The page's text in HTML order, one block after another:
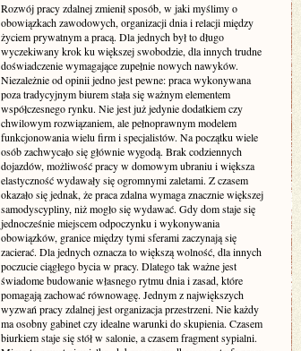
Rozwój pracy zdalnej zmienił sposób, w jaki myślimy o
obowiązkach zawodowych, organizacji dnia i relacji między
życiem prywatnym a pracą. Dla jednych był to długo
wyczekiwany krok ku większej swobodzie, dla innych trudne
doświadczenie wymagające zupełnie nowych nawyków.
Niezależnie od opinii jedno jest pewne: praca wykonywana
poza tradycyjnym biurem stała się ważnym elementem
współczesnego rynku. Nie jest już jedynie dodatkiem czy
chwilowym rozwiązaniem, ale pełnoprawnym modelem
funkcjonowania wielu firm i specjalistów. Na początku wiele
osób zachwycało się głównie wygodą. Brak codziennych
dojazdów, możliwość pracy w domowym ubraniu i większa
elastyczność wydawały się ogromnymi zaletami. Z czasem
okazało się jednak, że praca zdalna wymaga znacznie większej
samodyscypliny, niż mogło się wydawać. Gdy dom staje się
jednocześnie miejscem odpoczynku i wykonywania
obowiązków, granice między tymi sferami zaczynają się
zacierać. Dla jednych oznacza to większą wolność, dla innych
poczucie ciągłego bycia w pracy. Dlatego tak ważne jest
świadome budowanie własnego rytmu dnia i zasad, które
pomagają zachować równowagę. Jednym z największych
wyzwań pracy zdalnej jest organizacja przestrzeni. Nie każdy
ma osobny gabinet czy idealne warunki do skupienia. Czasem
biurkiem staje się stół w salonie, a czasem fragment sypialni.